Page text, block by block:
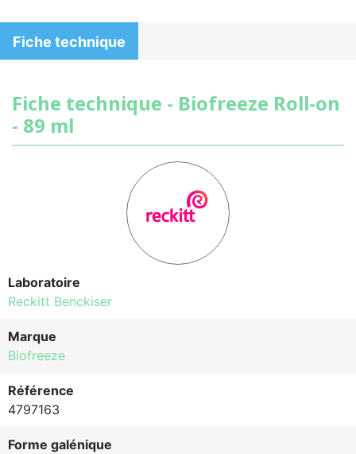
Fiche technique
Fiche technique - Biofreeze Roll-on
- 89 ml
Laboratoire
Reckitt Benckiser
Marque
Biofreeze
Référence
4797163
Forme galénique